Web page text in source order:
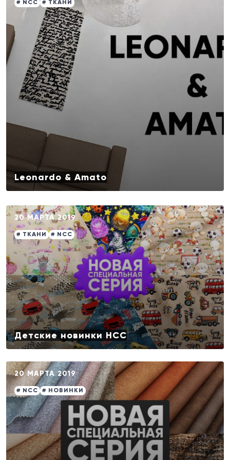
# NCC # ТКАНИ
Leonardo & Amato
20 МАРТА 2019
# ТКАНИ # NCC
Детские новинки НСС
20 МАРТА 2019
# NCC # НОВИНКИ